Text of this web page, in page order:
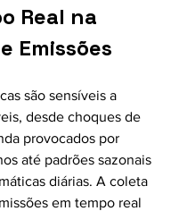
Real na
Emissões
são sensíveis a
desde choques de
provocados por
até padrões sazonais
diárias. A coleta
em tempo real